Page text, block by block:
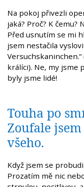
Na pokoj přivezli
jaká? Proč? K čemu?
Před usnutím se mi
jsem nestačila
králíci). Ne, my jsme
byly jsme lidé!
Touha po
Zoufale
všeho.
Když jsem se
Prozatím mě nic